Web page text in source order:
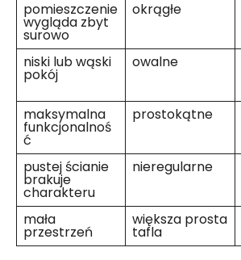
pomieszczenie
wygląda zbyt
surowo
okrągłe
niski lub wąski
pokój
owalne
maksymalna
funkcjonalnoś
ć
prostokątne
pustej ścianie
brakuje
charakteru
nieregularne
mała
przestrzeń
większa prosta
tafla